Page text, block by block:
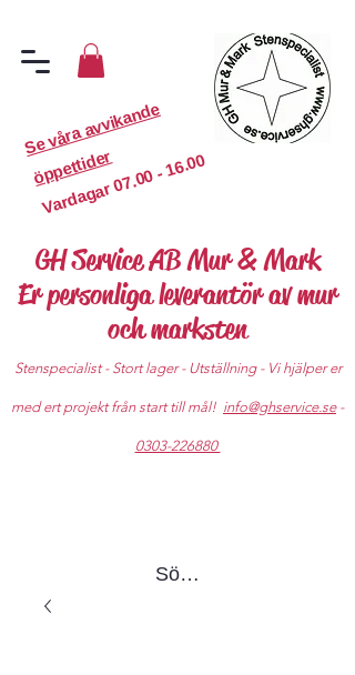
S
e
v
år
a
a
v
vi
k
a
n
d
e
ö
p
p
etti
d
er
Vardagar
07.00 - 16.00
GH Service AB Mur & Mark
Er personliga leverantör av mur
och marksten
Stenspecialist - Stort lager - Utställning - Vi hjälper er
med ert projekt från start till mål! info@ghservice.se-
0303-226880
Sök produkter